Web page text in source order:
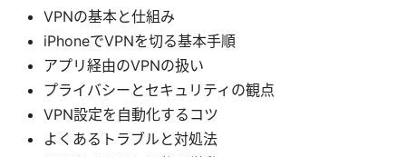
VPNの基本と仕組み
iPhoneでVPNを切る基本手順
アプリ経由のVPNの扱い
プライバシーとセキュリティの観点
VPN設定を自動化するコツ
よくあるトラブルと対処法